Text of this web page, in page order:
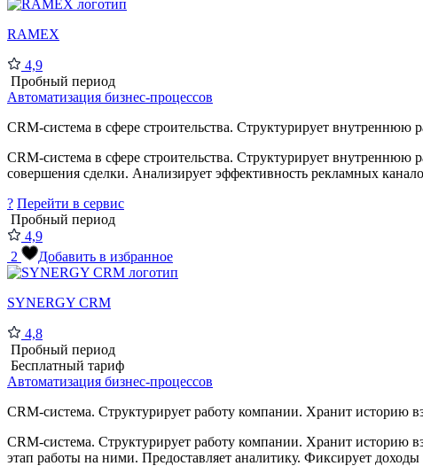
RAMEX
4,9
Пробный период
Автоматизация бизнес-процессов
CRM-система в сфере строительства. Структурирует внутреннюю
CRM-система в сфере строительства. Структурирует
совершения сделки. Анализирует эффективность рекламных
? Перейти в сервис
Пробный период
4,9
2
Добавить в избранное
SYNERGY CRM
4,8
Пробный период
Бесплатный тариф
Автоматизация бизнес-процессов
CRM-система. Структурирует работу компании. Хранит историю
CRM-система. Структурирует работу компании. Хранит историю
этап работы на ними. Предоставляет аналитику. Фиксирует